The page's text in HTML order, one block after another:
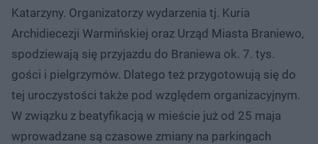
Katarzyny. Organizatorzy wydarzenia tj. Kuria
Archidiecezji Warmińskiej oraz Urząd Miasta Braniewo,
spodziewają się przyjazdu do Braniewa ok. 7. tys.
gości i pielgrzymów. Dlatego też przygotowują się do
tej uroczystości także pod względem organizacyjnym.
W związku z beatyfikacją w mieście już od 25 maja
wprowadzane są czasowe zmiany na parkingach